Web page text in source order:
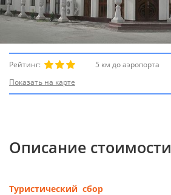
Рейтинг: 5 км до аэропорта
Показать на карте
Описание стоимости
Туристический сбор